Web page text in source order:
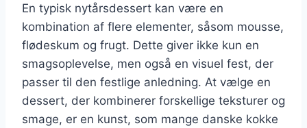
En typisk nytårsdessert kan være en
kombination af flere elementer, såsom mousse,
flødeskum og frugt. Dette giver ikke kun en
smagsoplevelse, men også en visuel fest, der
passer til den festlige anledning. At vælge en
dessert, der kombinerer forskellige teksturer og
smage, er en kunst, som mange danske kokke